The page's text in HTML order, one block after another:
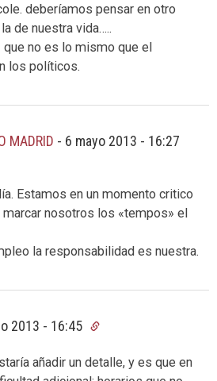
deberíamos pensar en otro
de nuestra vida…..
no es lo mismo que el
los políticos.
MADRID - 6 mayo 2013 - 16:27
Estamos en un momento critico
nosotros los «tempos» el
la responsabilidad es nuestra.
2013 - 16:45
añadir un detalle, y es que en